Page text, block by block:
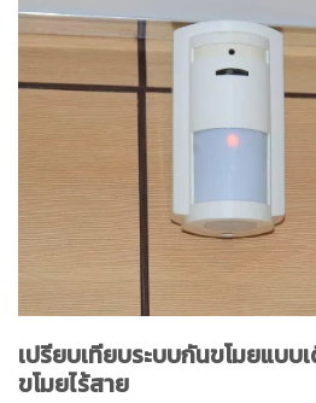
เปรียบเทียบระบบกันขโมยแบบ
ขโมยไร้สาย